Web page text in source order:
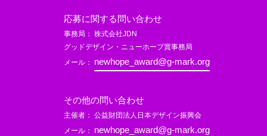
応募に関する問い合わせ
事務局： 株式会社JDN
グッドデザイン・ニューホープ賞事務局
メール：
newhope_award@g-mark.org
その他の問い合わせ
主催者： 公益財団法人日本デザイン振興会
メール：
newhope_award@g-mark.org